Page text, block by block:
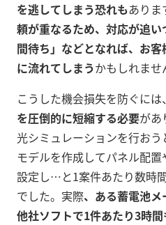
を逃してしまう恐れもありま
頼が重なるため、対応が追
間待ち」などとなれば、お
に流れてしまうかもしれませ
こうした機会損失を防ぐには、
を圧倒的に短縮する必要があ
光シミュレーションを行お
モデルを作成してパネル配
設定し…と1案件あたり数時
でした。実際、ある蓄電池メ
他社ソフトで1件あたり3時